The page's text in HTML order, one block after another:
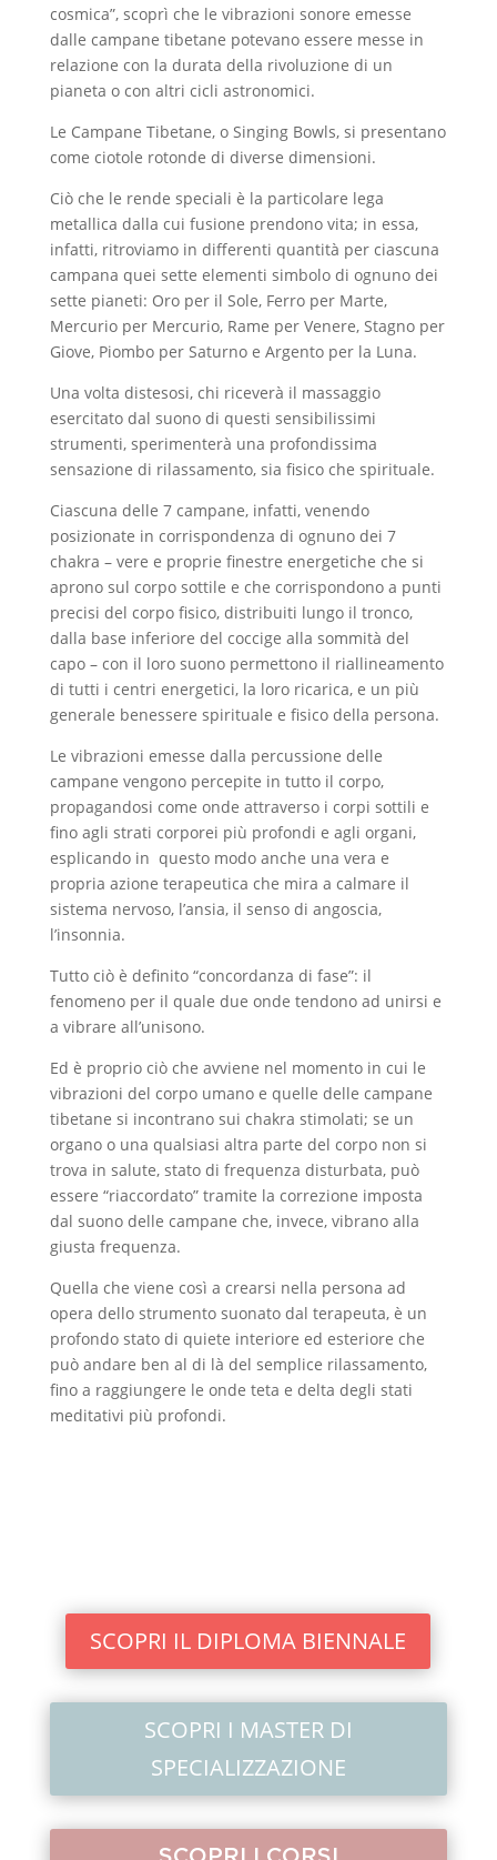
cosmica”, scoprì che le vibrazioni sonore emesse
dalle campane tibetane potevano essere messe in
relazione con la durata della rivoluzione di un
pianeta o con altri cicli astronomici.
Le Campane Tibetane, o Singing Bowls, si presentano
come ciotole rotonde di diverse dimensioni.
Ciò che le rende speciali è la particolare lega
metallica dalla cui fusione prendono vita; in essa,
infatti, ritroviamo in differenti quantità per ciascuna
campana quei sette elementi simbolo di ognuno dei
sette pianeti: Oro per il Sole, Ferro per Marte,
Mercurio per Mercurio, Rame per Venere, Stagno per
Giove, Piombo per Saturno e Argento per la Luna.
Una volta distesosi, chi riceverà il massaggio
esercitato dal suono di questi sensibilissimi
strumenti, sperimenterà una profondissima
sensazione di rilassamento, sia fisico che spirituale.
Ciascuna delle 7 campane, infatti, venendo
posizionate in corrispondenza di ognuno dei 7
chakra – vere e proprie finestre energetiche che si
aprono sul corpo sottile e che corrispondono a punti
precisi del corpo fisico, distribuiti lungo il tronco,
dalla base inferiore del coccige alla sommità del
capo – con il loro suono permettono il riallineamento
di tutti i centri energetici, la loro ricarica, e un più
generale benessere spirituale e fisico della persona.
Le vibrazioni emesse dalla percussione delle
campane vengono percepite in tutto il corpo,
propagandosi come onde attraverso i corpi sottili e
fino agli strati corporei più profondi e agli organi,
esplicando in questo modo anche una vera e
propria azione terapeutica che mira a calmare il
sistema nervoso, l’ansia, il senso di angoscia,
l’insonnia.
Tutto ciò è definito “concordanza di fase”: il
fenomeno per il quale due onde tendono ad unirsi e
a vibrare all’unisono.
Ed è proprio ciò che avviene nel momento in cui le
vibrazioni del corpo umano e quelle delle campane
tibetane si incontrano sui chakra stimolati; se un
organo o una qualsiasi altra parte del corpo non si
trova in salute, stato di frequenza disturbata, può
essere “riaccordato” tramite la correzione imposta
dal suono delle campane che, invece, vibrano alla
giusta frequenza.
Quella che viene così a crearsi nella persona ad
opera dello strumento suonato dal terapeuta, è un
profondo stato di quiete interiore ed esteriore che
può andare ben al di là del semplice rilassamento,
fino a raggiungere le onde teta e delta degli stati
meditativi più profondi.
SCOPRI IL DIPLOMA BIENNALE
SCOPRI I MASTER DI
SPECIALIZZAZIONE